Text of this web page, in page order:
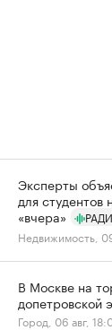
Эксперты
для студентов
«вчера»
Недвижимость,
В Москве на
допетровской
Город, 06 авг,